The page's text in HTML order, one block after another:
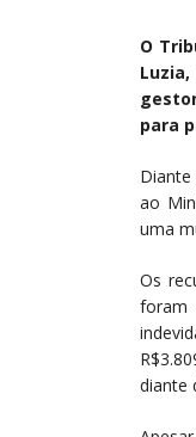
O
para
ao
uma
Os
foram
diante